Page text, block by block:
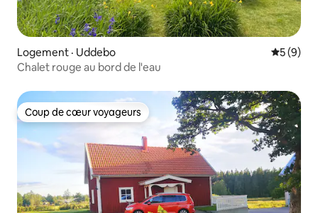
Logement · Uddebo Note
5 (9)
Chalet rouge au bord de l'eau
Coup de cœur voyageurs
Coup de cœur voyageurs